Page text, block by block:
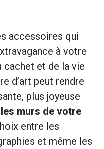
accessoires qui
à votre
cachet et de la vie
d’art peut rendre
plus joyeuse
murs de votre
entre les
et même les